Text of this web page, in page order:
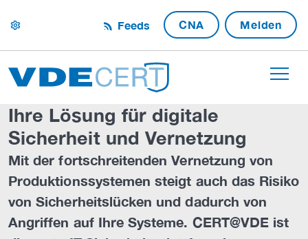
settings Feeds CNA Melden
Ihre Lösung für digitale
Sicherheit und Vernetzung
Mit der fortschreitenden Vernetzung von
Produktionssystemen steigt auch das Risiko
von Sicherheitslücken und dadurch von
Angriffen auf Ihre Systeme. CERT@VDE ist